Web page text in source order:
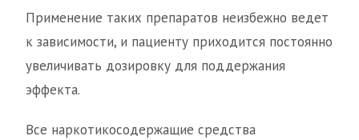
Применение таких препаратов неизбежно ведет
к зависимости, и пациенту приходится постоянно
увеличивать дозировку для поддержания
эффекта.
Все наркотикосодержащие средства